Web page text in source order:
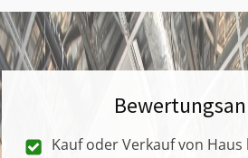
Kauf oder Verkauf von